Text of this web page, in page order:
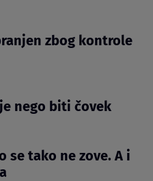
zbog kontrole
nego biti čovek
se tako ne zove. A i